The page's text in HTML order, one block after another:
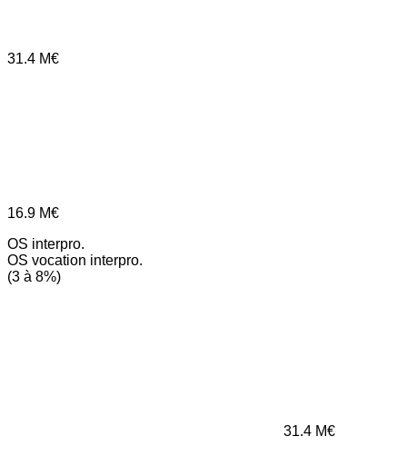
31.4 M€
16.9 M€
OS interpro.
OS vocation interpro.
(3 à 8%)
31.4 M€